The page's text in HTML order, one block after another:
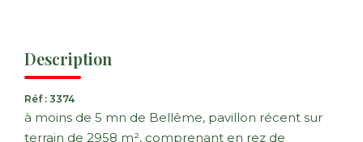
Description
Réf : 3374
à moins de 5 mn de Bellême, pavillon récent sur
terrain de 2958 m², comprenant en rez de